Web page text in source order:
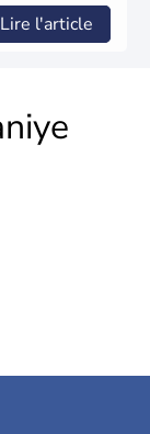
Lire l'article